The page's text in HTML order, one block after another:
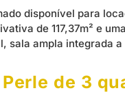
disponível para
de 117,37m² e
sala ampla integrada
de 3